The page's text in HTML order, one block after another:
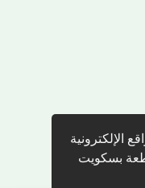
الإلكترونية
بسكويت